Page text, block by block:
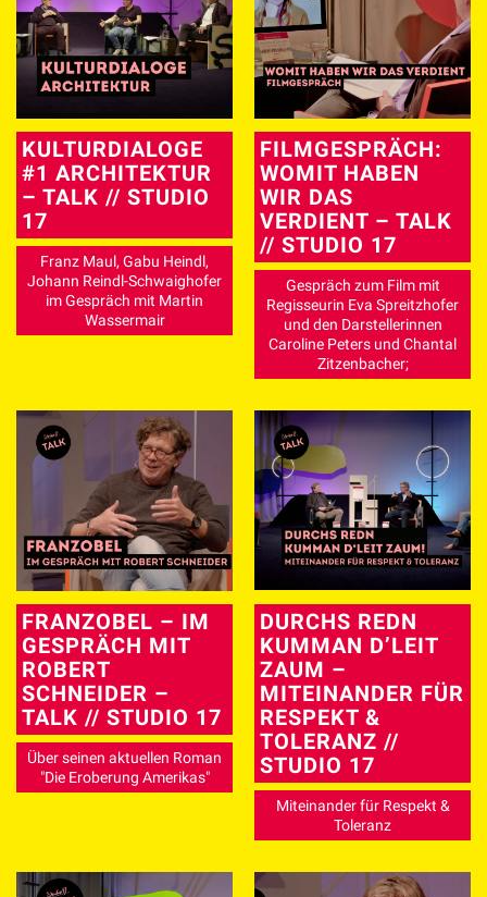
KULTURDIALOGE
#1 ARCHITEKTUR
– TALK // STUDIO
17
Franz Maul, Gabu Heindl,
Johann Reindl-Schwaighofer
im Gespräch mit Martin
Wassermair
FILMGESPRÄCH:
WOMIT HABEN
WIR DAS
VERDIENT – TALK
// STUDIO 17
Gespräch zum Film mit
Regisseurin Eva Spreitzhofer
und den Darstellerinnen
Caroline Peters und Chantal
Zitzenbacher;
FRANZOBEL – IM
GESPRÄCH MIT
ROBERT
SCHNEIDER –
TALK // STUDIO 17
Über seinen aktuellen Roman
"Die Eroberung Amerikas"
DURCHS REDN
KUMMAN D’LEIT
ZAUM –
MITEINANDER FÜR
RESPEKT &
TOLERANZ //
STUDIO 17
Miteinander für Respekt &
Toleranz